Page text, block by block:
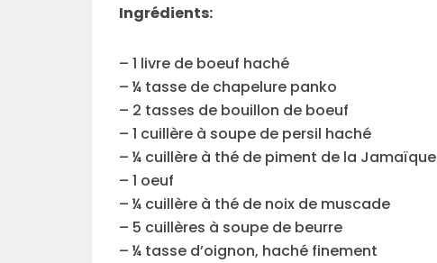
Ingrédients:
– 1 livre de boeuf haché
– ¼ tasse de chapelure panko
– 2 tasses de bouillon de boeuf
– 1 cuillère à soupe de persil haché
– ¼ cuillère à thé de piment de la Jamaïque
– 1 oeuf
– ¼ cuillère à thé de noix de muscade
– 5 cuillères à soupe de beurre
– ¼ tasse d’oignon, haché finement